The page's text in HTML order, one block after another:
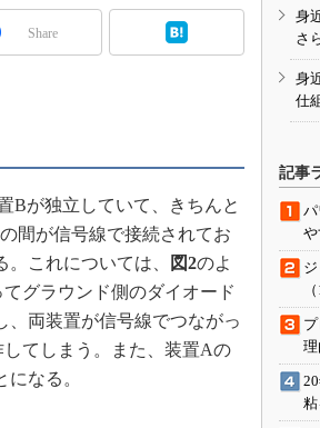
Share
Bが独立していて、きちんと
間が信号線で接続されてお
これについては、
図2のよ
グラウンド側のダイオード
、両装置が信号線でつながっ
てしまう。また、装置Aの
なる。
身
さ
身
仕
記事